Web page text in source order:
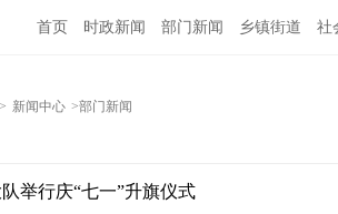
首页 时政新闻 部门新闻 乡镇街道 社
> 新闻中心 >部门新闻
举行庆“七一”升旗仪式